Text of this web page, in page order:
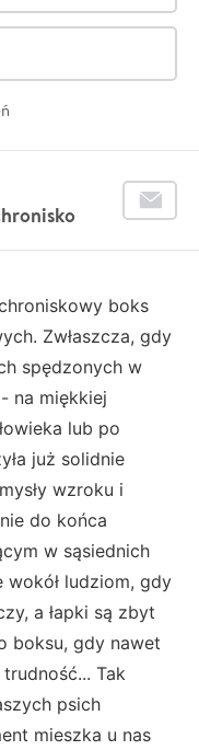
boks
Zwłaszcza, gdy
spędzonych w
na miękkiej
lub po
już solidnie
wzroku i
do końca
w sąsiednich
ludziom, gdy
a łapki są zbyt
boksu, gdy nawet
Tak
psich
mieszka u nas